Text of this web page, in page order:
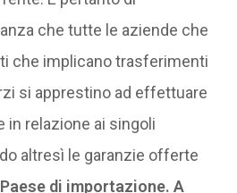
che tutte le aziende che
che implicano trasferimenti
si apprestino ad effettuare
in relazione ai singoli
altresì le garanzie offerte
Paese di importazione. A